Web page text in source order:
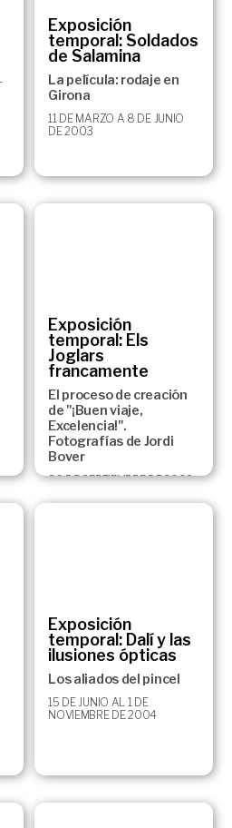
Exposición
temporal: Soldados
de Salamina
La película: rodaje en
Girona
11 DE MARZO A 8 DE JUNIO
DE 2003
Exposición
temporal: Els
Joglars
francamente
El proceso de creación
de "¡Buen viaje,
Excelencia!".
Fotografías de Jordi
Bover
30 DE SEPTIEMBRE DE 2003
Exposición
temporal: Dalí y las
ilusiones ópticas
Los aliados del pincel
15 DE JUNIO AL 1 DE
NOVIEMBRE DE 2004